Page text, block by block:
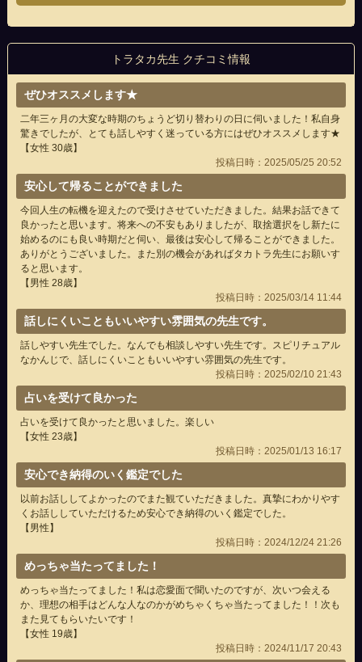
トラタカ先生 クチコミ情報
ぜひオススメします★
二年三ヶ月の大変な時期のちょうど切り替わりの日に伺いました！私自身
驚きでしたが、とても話しやすく迷っている方にはぜひオススメします★
【女性 30歳】
投稿日時：2025/05/25 20:52
安心して帰ることができました
今回人生の転機を迎えたので受けさせていただきました。結果お話できて
良かったと思います。将来への不安もありましたが、取捨選択をし新たに
始めるのにも良い時期だと伺い、最後は安心して帰ることができました。
ありがとうございました。また別の機会があればタカトラ先生にお願いす
ると思います。
【男性 28歳】
投稿日時：2025/03/14 11:44
話しにくいこともいいやすい雰囲気の先生です。
話しやすい先生でした。なんでも相談しやすい先生です。スピリチュアル
なかんじで、話しにくいこともいいやすい雰囲気の先生です。
投稿日時：2025/02/10 21:43
占いを受けて良かった
占いを受けて良かったと思いました。楽しい
【女性 23歳】
投稿日時：2025/01/13 16:17
安心でき納得のいく鑑定でした
以前お話ししてよかったのでまた観ていただきました。真摯にわかりやす
くお話ししていただけるため安心でき納得のいく鑑定でした。
【男性】
投稿日時：2024/12/24 21:26
めっちゃ当たってました！
めっちゃ当たってました！私は恋愛面で聞いたのですが、次いつ会える
か、理想の相手はどんな人なのかがめちゃくちゃ当たってました！！次も
また見てもらいたいです！
【女性 19歳】
投稿日時：2024/11/17 20:43